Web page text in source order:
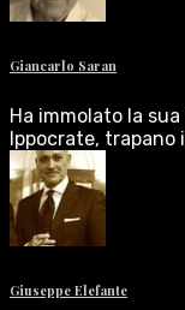
Giancarlo Saran
Ha immolato la
Ippocrate, trapano
Giuseppe Elefante